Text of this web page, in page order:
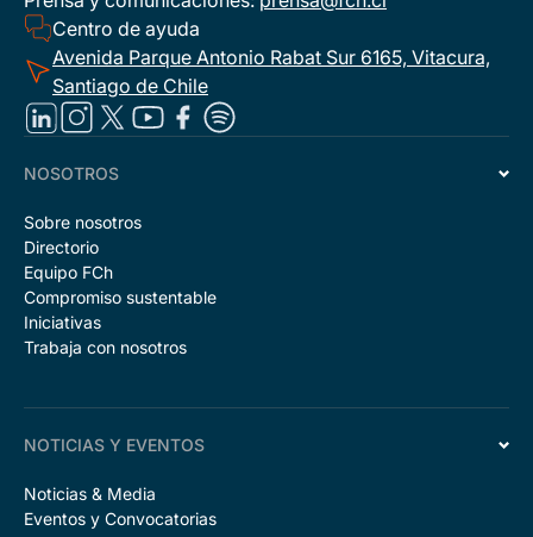
Centro de ayuda
Avenida Parque Antonio Rabat Sur 6165, Vitacura,
Santiago de Chile
NOSOTROS
Sobre nosotros
Directorio
Equipo FCh
Compromiso sustentable
Iniciativas
Trabaja con nosotros
NOTICIAS Y EVENTOS
Noticias & Media
Eventos y Convocatorias